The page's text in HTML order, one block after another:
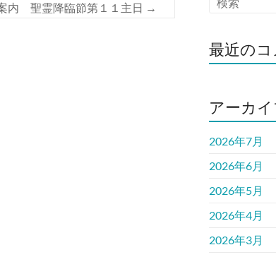
内 聖霊降臨節第１１主日 →
ブ
最近のコ
アーカ
2026年7月
2026年6月
2026年5月
2026年4月
2026年3月